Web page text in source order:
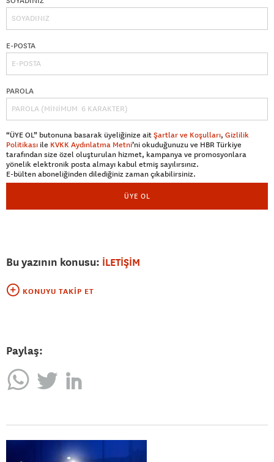
E-POSTA
PAROLA
“ÜYE OL” butonuna basarak üyeliğinize aitŞartlar ve Koşulları, Gizlilik
Politikası ile KVKK Aydınlatma Metni’ni okuduğunuzu ve HBR Türkiye
tarafından size özel oluşturulan hizmet, kampanya ve promosyonlara
yönelik elektronik posta almayı kabul etmiş sayılırsınız.
E-bülten aboneliğinden dilediğiniz zaman çıkabilirsiniz.
ÜYE OL
Bu yazının konusu: İLETİŞİM
KONUYU TAKIP ET
Paylaş: